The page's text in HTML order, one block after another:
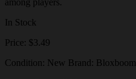
In Stock
Price: $3.49
Condition: New Brand: Bloxboom